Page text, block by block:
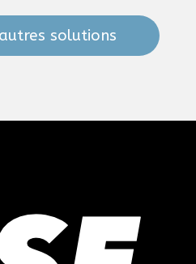
solutions